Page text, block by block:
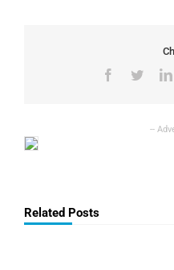
Facebook
Twitter
Related Posts